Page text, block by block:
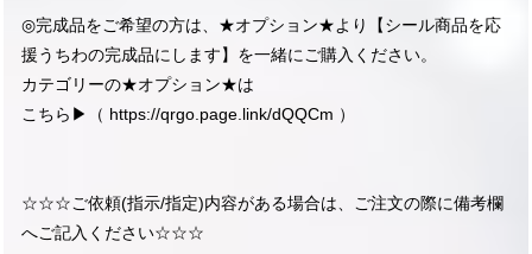
◎完成品をご希望の方は、★オプション★より【シール商品を応
援うちわの完成品にします】を一緒にご購入ください。
カテゴリーの★オプション★は
こちら▶︎（ https://qrgo.page.link/dQQCm ）
☆☆☆ご依頼(指示/指定)内容がある場合は、ご注文の際に備考欄
へご記入ください☆☆☆